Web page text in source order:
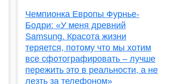
Чемпионка Европы Фурнье-
Бодри: «У меня древний
Samsung. Красота жизни
теряется, потому что мы хотим
все сфотографировать – лучше
пережить это в реальности, а не
лезть за телефоном»